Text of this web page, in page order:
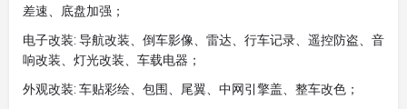
差速、底盘加强；
电子改装: 导航改装、倒车影像、雷达、行车记录、遥控防盗、音
响改装、灯光改装、车载电器；
外观改装: 车贴彩绘、包围、尾翼、中网引擎盖、整车改色；